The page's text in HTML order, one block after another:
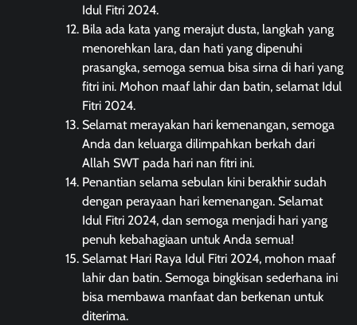
Idul Fitri 2024.
Bila ada kata yang merajut dusta, langkah yang
menorehkan lara, dan hati yang dipenuhi
prasangka, semoga semua bisa sirna di hari yang
fitri ini. Mohon maaf lahir dan batin, selamat Idul
Fitri 2024.
Selamat merayakan hari kemenangan, semoga
Anda dan keluarga dilimpahkan berkah dari
Allah SWT pada hari nan fitri ini.
Penantian selama sebulan kini berakhir sudah
dengan perayaan hari kemenangan. Selamat
Idul Fitri 2024, dan semoga menjadi hari yang
penuh kebahagiaan untuk Anda semua!
Selamat Hari Raya Idul Fitri 2024, mohon maaf
lahir dan batin. Semoga bingkisan sederhana ini
bisa membawa manfaat dan berkenan untuk
diterima.